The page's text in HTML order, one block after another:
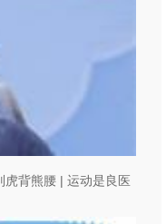
虎背熊腰 | 运动是良医